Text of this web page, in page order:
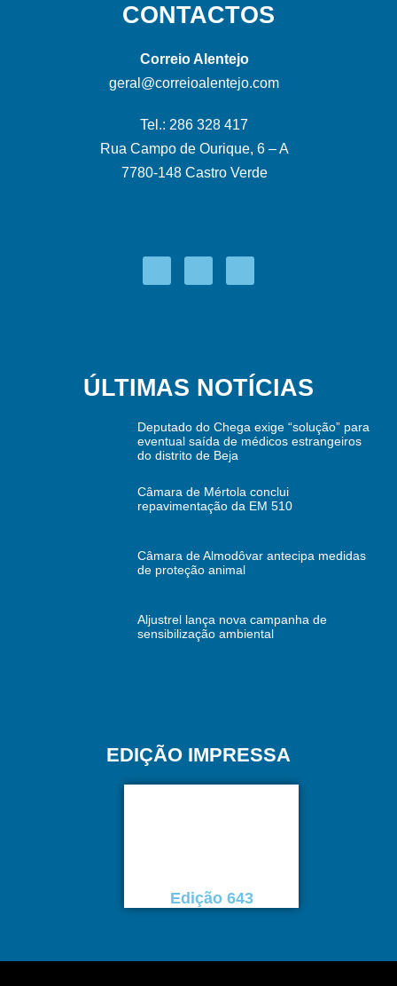
CONTACTOS
Correio Alentejo
geral@correioalentejo.com
Tel.: 286 328 417
Rua Campo de Ourique, 6 – A
7780-148 Castro Verde
ÚLTIMAS NOTÍCIAS
Deputado do Chega exige “solução” para
eventual saída de médicos estrangeiros
do distrito de Beja
Câmara de Mértola conclui
repavimentação da EM 510
Câmara de Almodôvar antecipa medidas
de proteção animal
Aljustrel lança nova campanha de
sensibilização ambiental
EDIÇÃO IMPRESSA
Edição 643